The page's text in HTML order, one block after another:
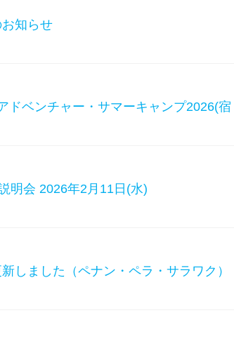
知らせ
ドベンチャー・サマーキャンプ2026(宿
明会 2026年2月11日(水)
しました（ペナン・ペラ・サラワク）